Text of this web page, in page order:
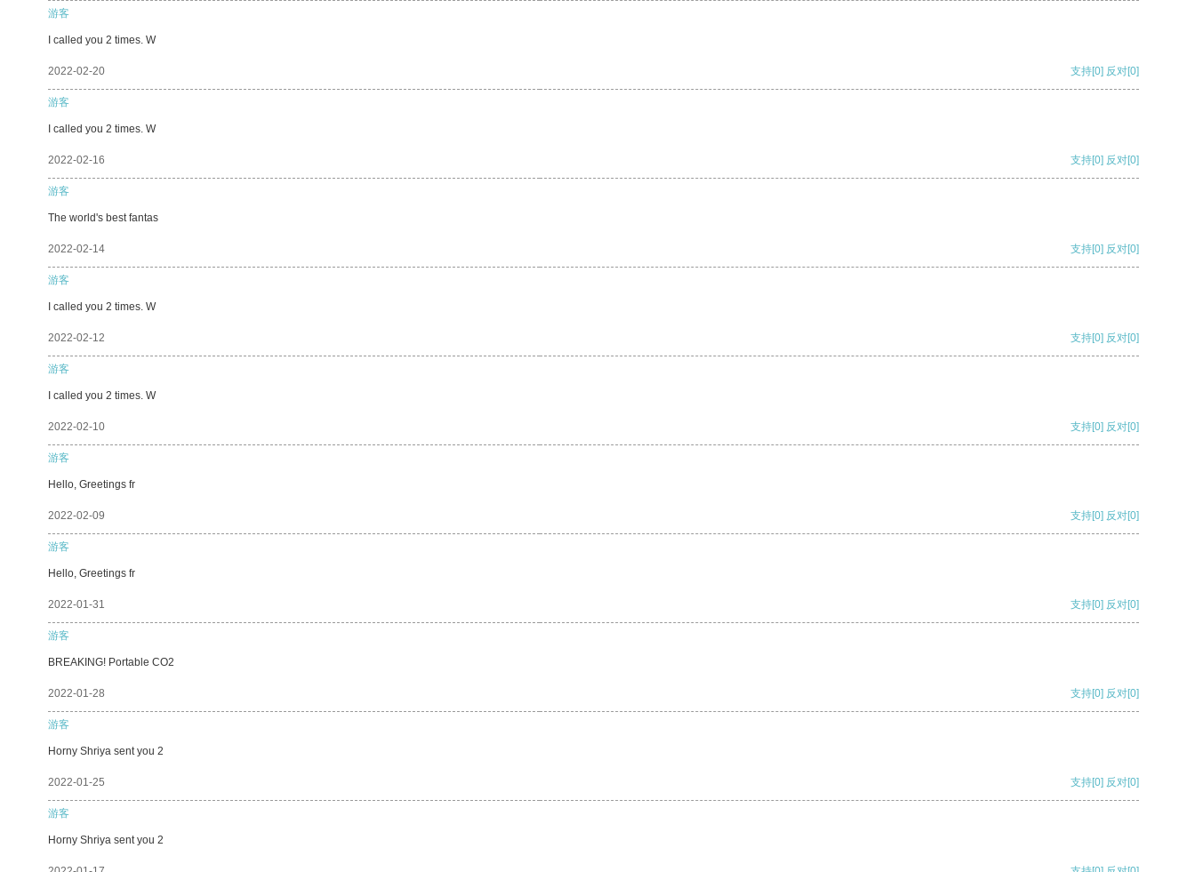
游客
I called you 2 times. W
2022-02-20 支持[0] 反对[0]
游客
I called you 2 times. W
2022-02-16 支持[0] 反对[0]
游客
The world's best fantas
2022-02-14 支持[0] 反对[0]
游客
I called you 2 times. W
2022-02-12 支持[0] 反对[0]
游客
I called you 2 times. W
2022-02-10 支持[0] 反对[0]
游客
Hello, Greetings fr
2022-02-09 支持[0] 反对[0]
游客
Hello, Greetings fr
2022-01-31 支持[0] 反对[0]
游客
BREAKING! Portable CO2
2022-01-28 支持[0] 反对[0]
游客
Horny Shriya sent you 2
2022-01-25 支持[0] 反对[0]
游客
Horny Shriya sent you 2